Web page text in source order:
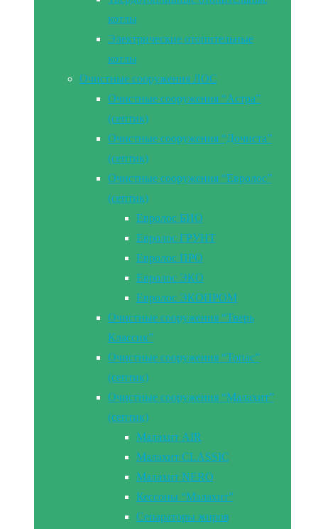
котлы
Электрические отопительные
котлы
Очистные сооружения ЛОС
Очистные сооружения “Астра”
(септик)
Очистные сооружения “Дочиста”
(септик)
Очистные сооружения “Евролос”
(септик)
Евролос БИО
Евролос ГРУНТ
Евролос ПРО
Евролос ЭКО
Евролос ЭКОПРОМ
Очистные сооружения “Тверь
Классик”
Очистные сооружения “Топас”
(септик)
Очистные сооружения “Малахит”
(септик)
Малахит AIR
Малахит CLASSIC
Малахит NERO
Кессоны “Малахит”
Сепараторы жиров